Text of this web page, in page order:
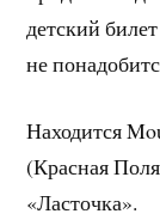
детский
не
Находится
(Красная
«Ласточка».